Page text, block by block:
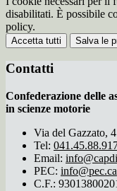
disabilitati. È possibile
policy.
Accetta tutti Salva le
Contatti
Confederazione delle
in scienze motorie
Via del Gazzato,
Tel:
Email:
PEC:
C.F.: